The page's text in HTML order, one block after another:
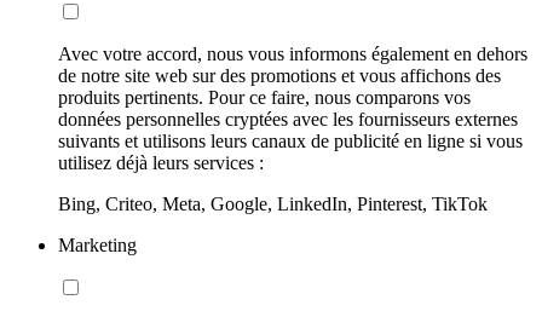
Avec votre accord, nous vous informons également en dehors
de notre site web sur des promotions et vous affichons des
produits pertinents. Pour ce faire, nous comparons vos
données personnelles cryptées avec les fournisseurs externes
suivants et utilisons leurs canaux de publicité en ligne si vous
utilisez déjà leurs services :
Bing, Criteo, Meta, Google, LinkedIn, Pinterest, TikTok
Marketing